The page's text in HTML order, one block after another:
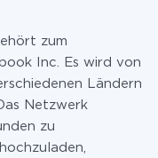
zum
Inc. Es wird von
Ländern
Netzwerk
zu